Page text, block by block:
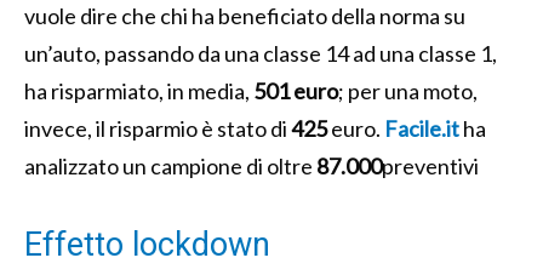
vuole dire che chi ha beneficiato della norma su
un’auto, passando da una classe 14 ad una classe 1,
ha risparmiato, in media, 501 euro; per una moto,
invece, il risparmio è stato di425euro. Facile.itha
analizzato un campione di oltre 87.000preventivi
Effetto lockdown